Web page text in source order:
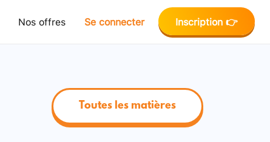
Nos offres Se connecter Inscription 👉
Toutes les matières